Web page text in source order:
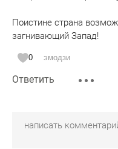
Поистине страна
загнивающий Запад!
0 эмодзи
Ответить